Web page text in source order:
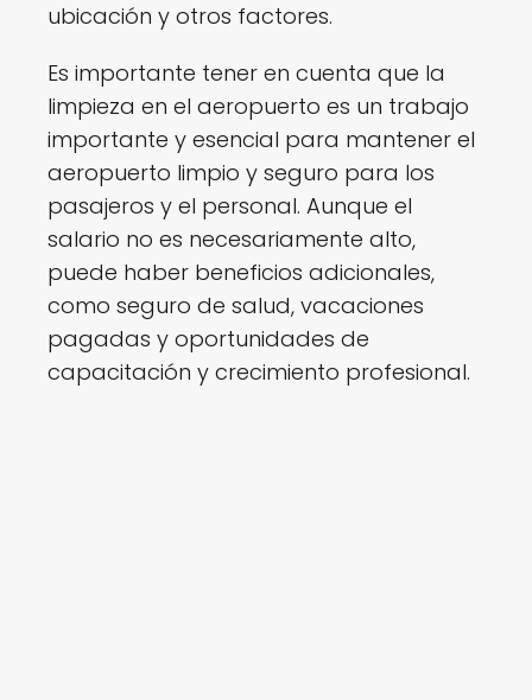
ubicación y otros factores.
Es importante tener en cuenta que la
limpieza en el aeropuerto es un trabajo
importante y esencial para mantener el
aeropuerto limpio y seguro para los
pasajeros y el personal. Aunque el
salario no es necesariamente alto,
puede haber beneficios adicionales,
como seguro de salud, vacaciones
pagadas y oportunidades de
capacitación y crecimiento profesional.